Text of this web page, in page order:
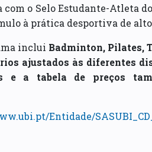
o Selo Estudante-Atleta
à prática desportiva de
inclui Badminton, Pilates,
ajustados às diferentes
e a tabela de preços
Entidade/